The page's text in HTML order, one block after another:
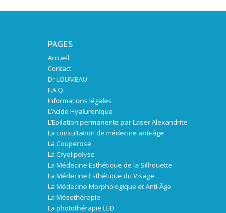
PAGES
Accueil
Contact
Dr LOUMEAU
F.A.Q.
Informations légales
L’Acide Hyaluronique
L’Epilation permanente par Laser Alexandrite
La consultation de médecine anti-âge
La Couperose
La Cryolipolyse
La Médecine Esthétique de la Silhouette
La Médecine Esthétique du Visage
La Médecine Morphologique et Anti-Âge
La Mésothérapie
La photothérapie LED